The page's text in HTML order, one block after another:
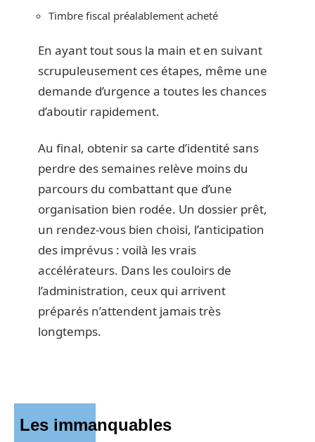
Timbre fiscal préalablement acheté
En ayant tout sous la main et en suivant
scrupuleusement ces étapes, même une
demande d’urgence a toutes les chances
d’aboutir rapidement.
Au final, obtenir sa carte d’identité sans
perdre des semaines relève moins du
parcours du combattant que d’une
organisation bien rodée. Un dossier prêt,
un rendez-vous bien choisi, l’anticipation
des imprévus : voilà les vrais
accélérateurs. Dans les couloirs de
l’administration, ceux qui arrivent
préparés n’attendent jamais très
longtemps.
Les immanquables